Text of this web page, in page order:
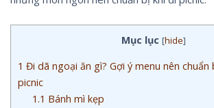
Mục lục [hide]
1 Đi dã ngoại ăn gì? Gợi ý menu nên chuẩn
picnic
1.1 Bánh mì kẹp